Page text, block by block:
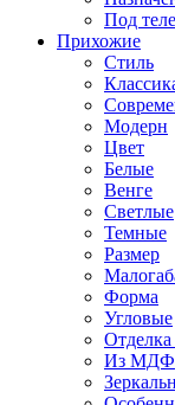
Под
Прихожие
Стиль
Модерн
Цвет
Белые
Венге
Светлые
Темные
Размер
Форма
Угловые
Из МДФ